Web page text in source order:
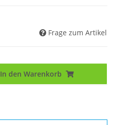
Frage zum Artikel
In den Warenkorb